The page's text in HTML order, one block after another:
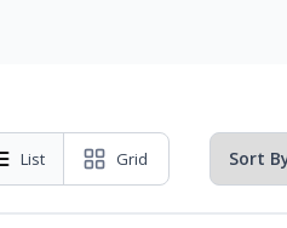
List Grid